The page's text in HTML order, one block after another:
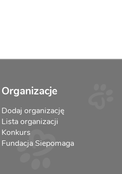
Organizacje
Dodaj organizację
Lista organizacji
Konkurs
Fundacja Siepomaga